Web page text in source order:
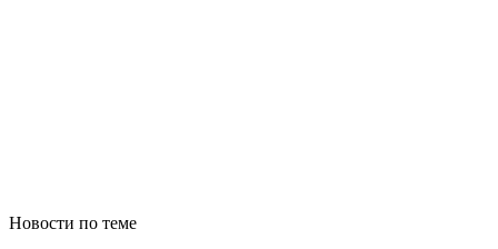
Новости по теме